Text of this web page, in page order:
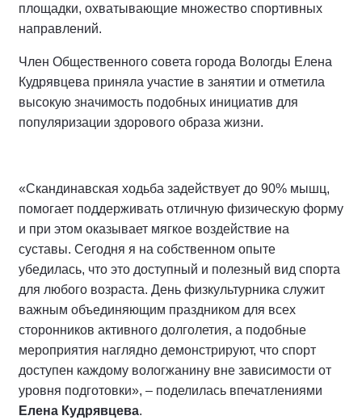
площадки, охватывающие множество спортивных
направлений.
Член Общественного совета города Вологды Елена
Кудрявцева приняла участие в занятии и отметила
высокую значимость подобных инициатив для
популяризации здорового образа жизни.
«Скандинавская ходьба задействует до 90% мышц,
помогает поддерживать отличную физическую форму
и при этом оказывает мягкое воздействие на
суставы. Сегодня я на собственном опыте
убедилась, что это доступный и полезный вид спорта
для любого возраста. День физкультурника служит
важным объединяющим праздником для всех
сторонников активного долголетия, а подобные
мероприятия наглядно демонстрируют, что спорт
доступен каждому вологжанину вне зависимости от
уровня подготовки», – поделилась впечатлениями
Елена Кудрявцева.